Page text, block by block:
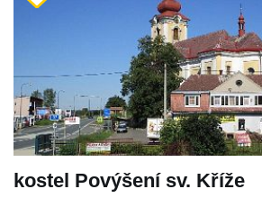
kostel Povýšení sv. Kříže